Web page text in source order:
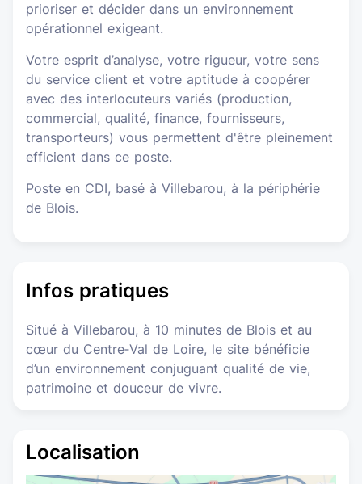
prioriser et décider dans un environnement
opérationnel exigeant.
Votre esprit d’analyse, votre rigueur, votre sens
du service client et votre aptitude à coopérer
avec des interlocuteurs variés (production,
commercial, qualité, finance, fournisseurs,
transporteurs) vous permettent d'être pleinement
efficient dans ce poste.
Poste en CDI, basé à Villebarou, à la périphérie
de Blois.
Infos pratiques
Situé à Villebarou, à 10 minutes de Blois et au
cœur du Centre‑Val de Loire, le site bénéficie
d’un environnement conjuguant qualité de vie,
patrimoine et douceur de vivre.
Localisation